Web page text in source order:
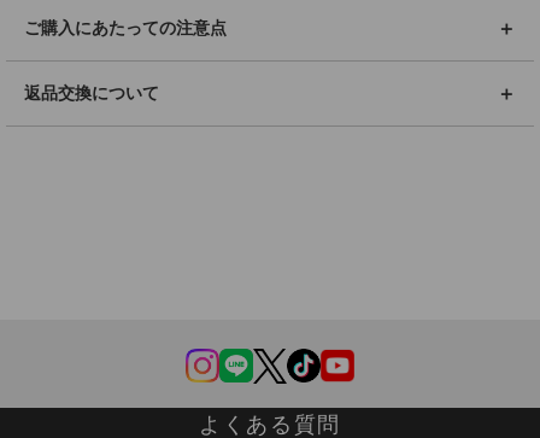
ご購入にあたっての注意点
返品交換について
よくある質問